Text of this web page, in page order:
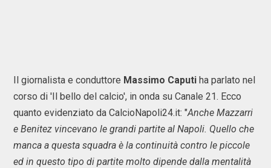
Il giornalista e conduttore Massimo Caputi ha parlato nel
corso di 'Il bello del calcio', in onda su Canale 21. Ecco
quanto evidenziato da CalcioNapoli24.it: "Anche Mazzarri
e Benitez vincevano le grandi partite al Napoli. Quello che
manca a questa squadra è la continuità contro le piccole
ed in questo tipo di partite molto dipende dalla mentalità